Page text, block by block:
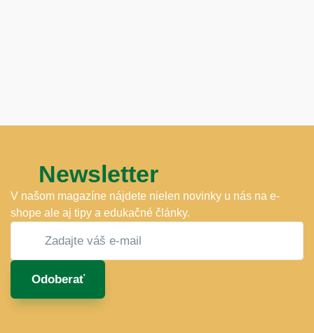
Newsletter
V našom magazíne nájdete nielen novinky u nás na e-
shope ale aj tipy a edukačné články.
Odoberať